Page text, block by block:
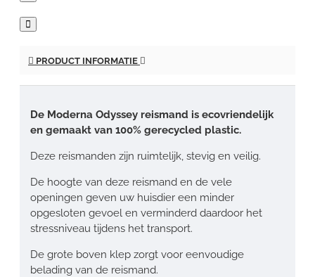
PRODUCT INFORMATIE
De Moderna Odyssey reismand is ecovriendelijk
en gemaakt van 100% gerecycled plastic.
Deze reismanden zijn ruimtelijk, stevig en veilig.
De hoogte van deze reismand en de vele
openingen geven uw huisdier een minder
opgesloten gevoel en verminderd daardoor het
stressniveau tijdens het transport.
De grote boven klep zorgt voor eenvoudige
belading van de reismand.